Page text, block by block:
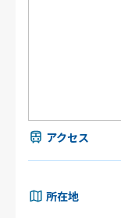
アクセス
所在地